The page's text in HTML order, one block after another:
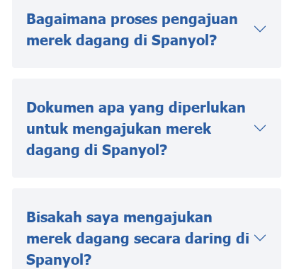
Bagaimana proses pengajuan
merek dagang di Spanyol?
Dokumen apa yang diperlukan
untuk mengajukan merek
dagang di Spanyol?
Bisakah saya mengajukan
merek dagang secara daring di
Spanyol?